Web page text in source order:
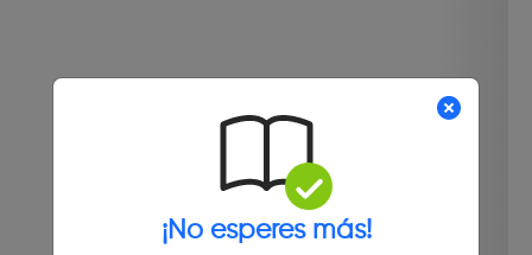
¡No esperes más!